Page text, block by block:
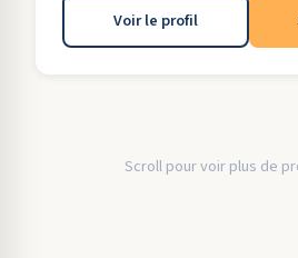
Voir le profil
Scroll pour voir plus de